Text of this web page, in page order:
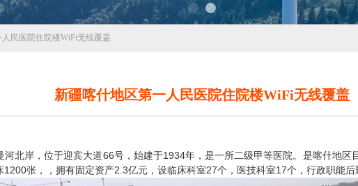
河北岸，位于迎宾大道66号，始建于1934年，是一所二级甲等医院。 是喀什地区
1200张，，拥有固定资产2.3亿元，设临床科室27个，医技科室17个，行政职能后
民医院住院楼WiFi无线覆盖
新疆喀什地区第一人民医院住院楼WiFi无线覆盖